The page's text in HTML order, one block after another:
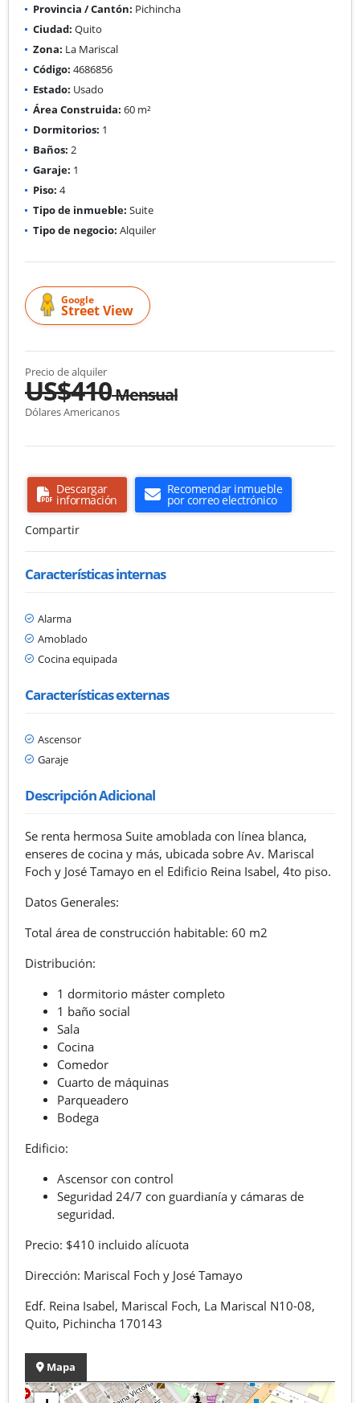
Provincia / Cantón: Pichincha
Ciudad: Quito
Zona: La Mariscal
Código: 4686856
Estado: Usado
Área Construida: 60 m²
Dormitorios: 1
Baños: 2
Garaje: 1
Piso: 4
Tipo de inmueble: Suite
Tipo de negocio: Alquiler
Google
Street View
Precio de alquiler
US$410Mensual
Dólares Americanos
Descargar
información
Recomendar inmueble
por correo electrónico
Compartir
Características internas
Alarma
Amoblado
Cocina equipada
Características externas
Ascensor
Garaje
Descripción Adicional
Se renta hermosa Suite amoblada con línea blanca,
enseres de cocina y más, ubicada sobre Av. Mariscal
Foch y José Tamayo en el Edificio Reina Isabel, 4to piso.
Datos Generales:
Total área de construcción habitable: 60 m2
Distribución:
1 dormitorio máster completo
1 baño social
Sala
Cocina
Comedor
Cuarto de máquinas
Parqueadero
Bodega
Edificio:
Ascensor con control
Seguridad 24/7 con guardianía y cámaras de
seguridad.
Precio: $410 incluido alícuota
Dirección: Mariscal Foch y José Tamayo
Edf. Reina Isabel, Mariscal Foch, La Mariscal N10-08,
Quito, Pichincha 170143
Mapa